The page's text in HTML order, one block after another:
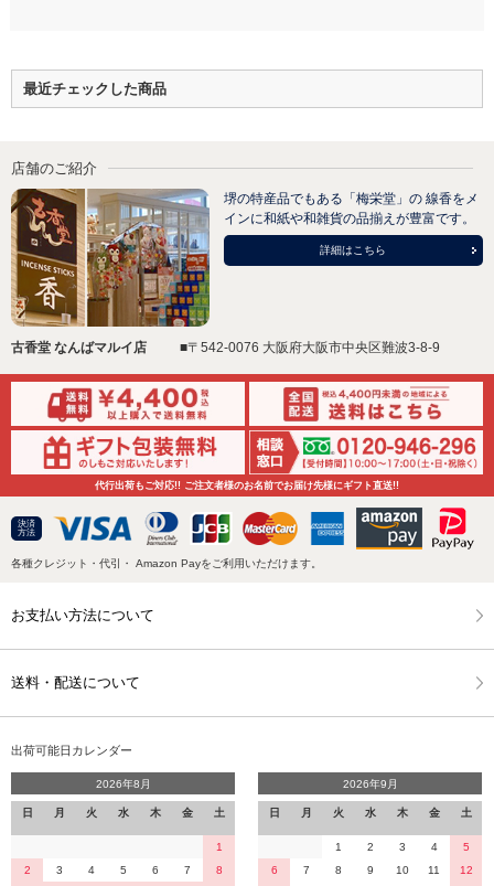
最近チェックした商品
店舗のご紹介
堺の特産品でもある「梅栄堂」の 線香をメ
インに和紙や和雑貨の品揃えが豊富です。
詳細はこちら
古香堂 なんばマルイ店 ■〒542-0076 大阪府大阪市中央区難波3-8-9
代行出荷もご対応!! ご注文者様のお名前でお届け先様にギフト直送!!
決済
方法
各種クレジット・代引・ Amazon Payをご利用いただけます。
お支払い方法について
送料・配送について
出荷可能日カレンダー
2026年8月
日 月 火 水 木 金 土
1
2
3 4 5 6 7 8
2026年9月
日 月 火 水 木 金 土
1 2 3 4
5
6
7 8 9 10 11 12